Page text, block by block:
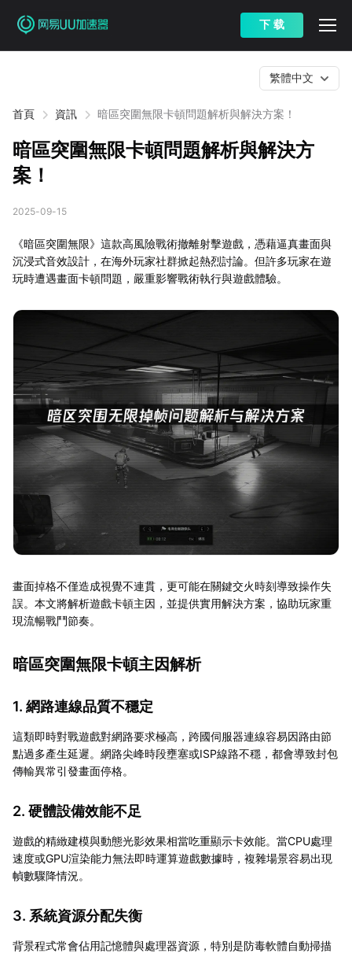
下 载
首頁 資訊 暗區突圍無限卡頓問題解析與解決方案！
繁體中文
暗區突圍無限卡頓問題解析與解決方
案！
2025-09-15
《暗區突圍無限》這款高風險戰術撤離射擊遊戲，憑藉逼真畫面與
沉浸式音效設計，在海外玩家社群掀起熱烈討論。但許多玩家在遊
玩時遭遇畫面卡頓問題，嚴重影響戰術執行與遊戲體驗。
畫面掉格不僅造成視覺不連貫，更可能在關鍵交火時刻導致操作失
誤。本文將解析遊戲卡頓主因，並提供實用解決方案，協助玩家重
現流暢戰鬥節奏。
暗區突圍無限卡頓主因解析
1. 網路連線品質不穩定
這類即時對戰遊戲對網路要求極高，跨國伺服器連線容易因路由節
點過多產生延遲。網路尖峰時段壅塞或ISP線路不穩，都會導致封包
傳輸異常引發畫面停格。
2. 硬體設備效能不足
遊戲的精緻建模與動態光影效果相當吃重顯示卡效能。當CPU處理
速度或GPU渲染能力無法即時運算遊戲數據時，複雜場景容易出現
幀數驟降情況。
3. 系統資源分配失衡
背景程式常會佔用記憶體與處理器資源，特別是防毒軟體自動掃描